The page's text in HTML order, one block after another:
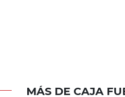
MÁS DE CAJA